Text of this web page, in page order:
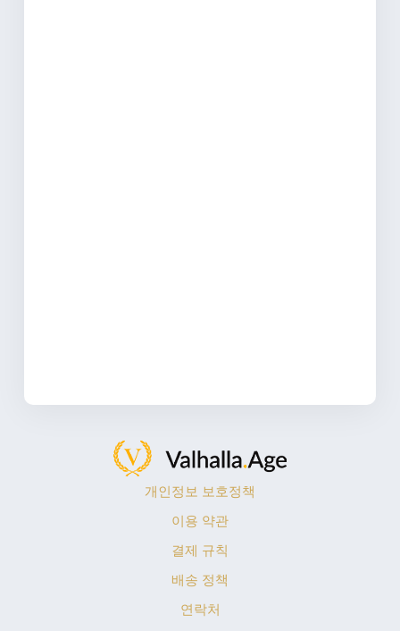
개인정보 보호정책
이용 약관
결제 규칙
배송 정책
연락처